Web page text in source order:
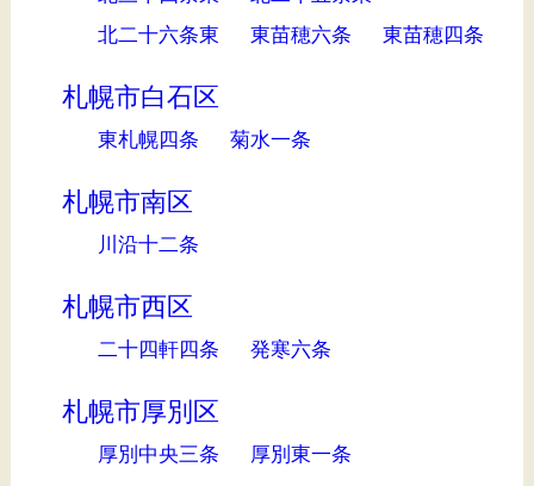
北二十六条東
東苗穂六条 東苗穂四条
札幌市白石区
東札幌四条 菊水一条
札幌市南区
川沿十二条
札幌市西区
二十四軒四条 発寒六条
札幌市厚別区
厚別中央三条 厚別東一条